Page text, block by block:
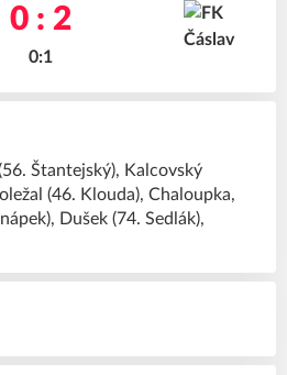
0 : 2
0:1
Štantejský), Kalcovský
(46. Klouda), Chaloupka,
Dušek (74. Sedlák),